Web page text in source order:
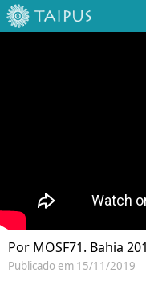
Por MOSF71. Bahia
Publicado em 15/11/2019